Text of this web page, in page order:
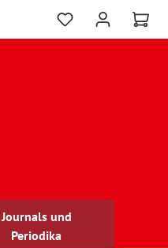
Journals und
Periodika